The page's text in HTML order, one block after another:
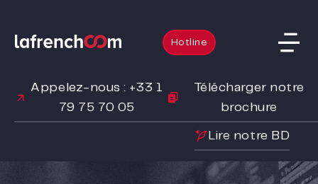
Hotline
Appelez-nous : +33 1
79 75 70 05
Télécharger notre
brochure
Lire notre BD